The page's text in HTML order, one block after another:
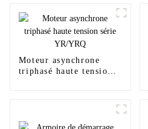
Moteur asynchrone
triphasé haute tension